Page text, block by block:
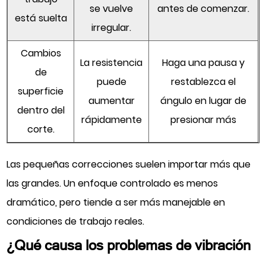
está suelta
se vuelve
irregular.
antes de comenzar.
Cambios
de
superficie
dentro del
corte.
La resistencia
puede
aumentar
rápidamente
Haga una pausa y
restablezca el
ángulo en lugar de
presionar más
Las pequeñas correcciones suelen importar más que
las grandes. Un enfoque controlado es menos
dramático, pero tiende a ser más manejable en
condiciones de trabajo reales.
¿Qué causa los problemas de vibración